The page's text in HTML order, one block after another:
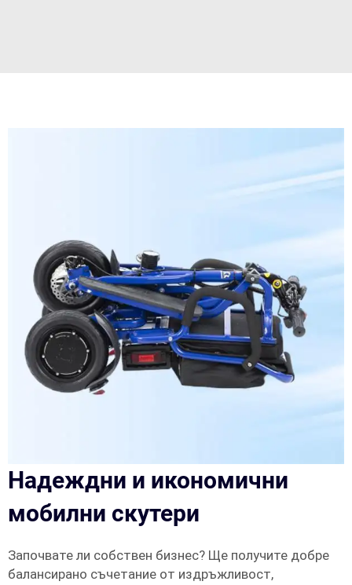
Надеждни и икономични
мобилни скутери
Започвате ли собствен бизнес? Ще получите добре
балансирано съчетание от издръжливост,